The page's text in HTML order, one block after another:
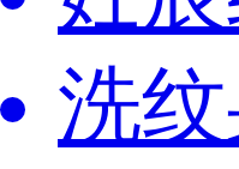
洗